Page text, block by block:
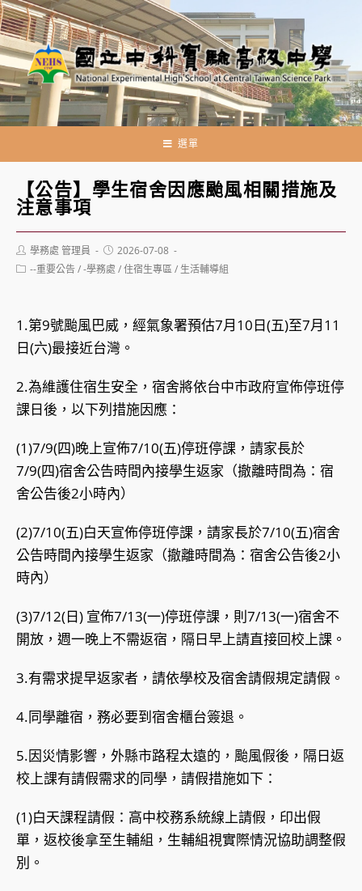
跳
轉
至
主
要
內
選單
【公告】學生宿舍因應颱風相關措施及
注意事項
Post
author:
學務處 管理員
Post
published:
2026-07-08
Post--重要公告/-學務處 /住宿生專區/ 生活輔導組
1.第9號颱風巴威，經氣象署預估7月10日(五)至7月11
日(六)最接近台灣。
2.為維護住宿生安全，宿舍將依台中市政府宣佈停班停
課日後，以下列措施因應：
(1)7/9(四)晚上宣佈7/10(五)停班停課，請家長於
7/9(四)宿舍公告時間內接學生返家（撤離時間為：宿
舍公告後2小時內）
(2)7/10(五)白天宣佈停班停課，請家長於7/10(五)宿舍
公告時間內接學生返家（撤離時間為：宿舍公告後2小
時內）
(3)7/12(日) 宣佈7/13(一)停班停課，則7/13(一)宿舍不
開放，週一晚上不需返宿，隔日早上請直接回校上課。
3.有需求提早返家者，請依學校及宿舍請假規定請假。
4.同學離宿，務必要到宿舍櫃台簽退。
5.因災情影響，外縣市路程太遠的，颱風假後，隔日返
校上課有請假需求的同學，請假措施如下：
(1)白天課程請假：高中校務系統線上請假，印出假
單，返校後拿至生輔組，生輔組視實際情況協助調整假
別。